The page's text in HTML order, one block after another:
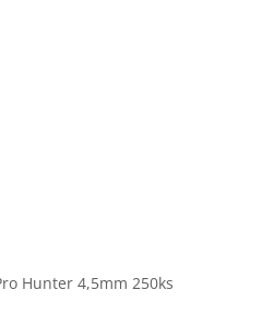
Hunter 4,5mm 250ks